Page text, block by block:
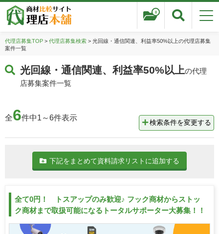
0
代理店募集TOP> 代理店募集検索> 光回線・通信関連、利益率50%以上の代理店募集
案件一覧
光回線・通信関連、利益率50%以上の代理
店募集案件一覧
全6件中1～6件表示
検索条件を変更する
下記をまとめて資料請求リストに追加する
全て0円！ トスアップのみ歓迎♪ フック商材からストッ
ク商材まで取扱可能になるトータルサポーター大募集！！